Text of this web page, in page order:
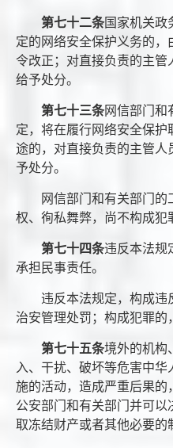
第七十二条国家机关政
定的网络安全保护义务的
令改正；对直接负责的主管
给予处分。
第七十三条网信部门和
定，将在履行网络安全保护
途的，对直接负责的主管人
予处分。
网信部门和有关部门
权、徇私舞弊，尚不构成犯
第七十四条违反本法规
承担民事责任。
违反本法规定，构成违
治安管理处罚；构成犯罪的
第七十五条境外的机构
入、干扰、破坏等危害中
施的活动，造成严重后果
公安部门和有关部门并可
取冻结财产或者其他必要的